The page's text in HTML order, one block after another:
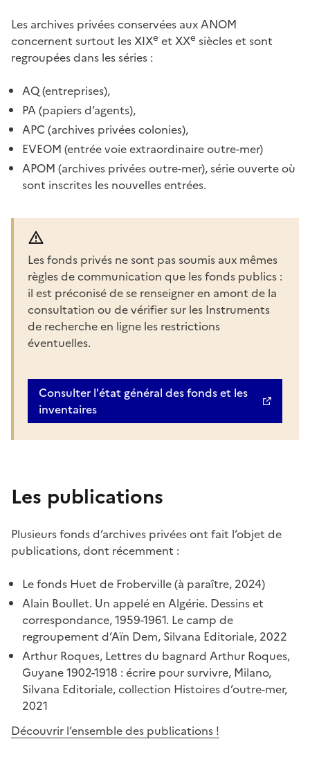
Les archives privées conservées aux ANOM
concernent surtout les XIXe et XXe siècles et sont
regroupées dans les séries :
AQ (entreprises),
PA (papiers d’agents),
APC (archives privées colonies),
EVEOM (entrée voie extraordinaire outre-mer)
APOM (archives privées outre-mer), série ouverte où
sont inscrites les nouvelles entrées.
Les fonds privés ne sont pas soumis aux mêmes
règles de communication que les fonds publics :
il est préconisé de se renseigner en amont de la
consultation ou de vérifier sur les Instruments
de recherche en ligne les restrictions
éventuelles.
Consulter l'état général des fonds et les
inventaires
Les publications
Plusieurs fonds d’archives privées ont fait l’objet de
publications, dont récemment :
Le fonds Huet de Froberville (à paraître, 2024)
Alain Boullet. Un appelé en Algérie. Dessins et
correspondance, 1959-1961. Le camp de
regroupement d’Aïn Dem, Silvana Editoriale, 2022
Arthur Roques, Lettres du bagnard Arthur Roques,
Guyane 1902-1918 : écrire pour survivre, Milano,
Silvana Editoriale, collection Histoires d’outre-mer,
2021
Découvrir l’ensemble des publications !